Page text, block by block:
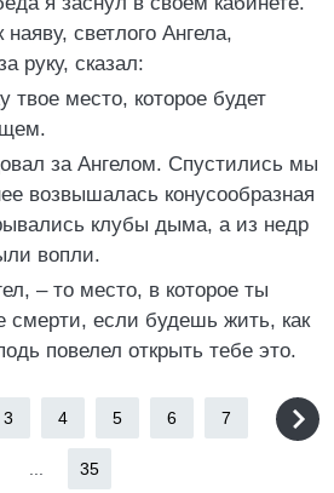
светлого Ангела,
руку, сказал:
твое место, которое будет
за Ангелом. Спустились мы
возвышалась конусообразная
клубы дыма, а из недр
вопли.
– то место, в которое ты
смерти, если будешь жить, как
повелел открыть тебе это.
3 4 5 6 7
35